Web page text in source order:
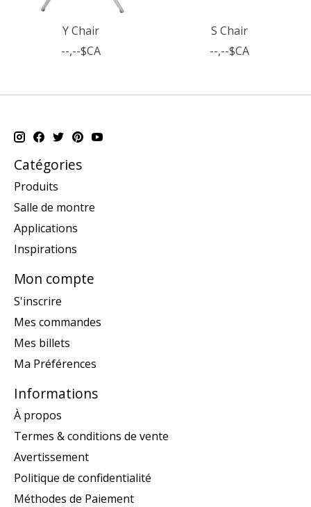
Y Chair
--,--$CA
S Chair
--,--$CA
Catégories
Produits
Salle de montre
Applications
Inspirations
Mon compte
S'inscrire
Mes commandes
Mes billets
Ma Préférences
Informations
À propos
Termes & conditions de vente
Avertissement
Politique de confidentialité
Méthodes de Paiement